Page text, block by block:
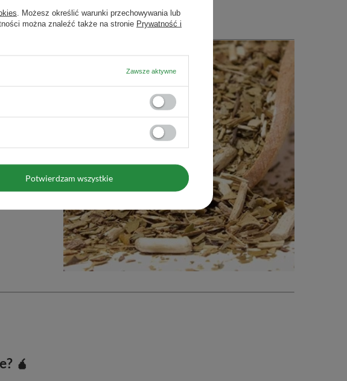
🧉
. Możesz określić warunki przechowywania lub
można znaleźć także na stronie Prywatność i
Zawsze aktywne
Potwierdzam wszystkie